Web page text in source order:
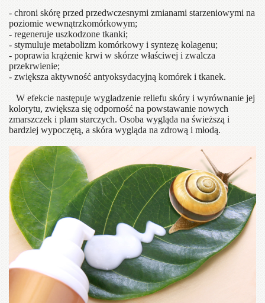
- chroni skórę przed przedwczesnymi zmianami starzeniowymi na
poziomie wewnątrzkomórkowym;
- regeneruje uszkodzone tkanki;
- stymuluje metabolizm komórkowy i syntezę kolagenu;
- poprawia krążenie krwi w skórze właściwej i zwalcza
przekrwienie;
- zwiększa aktywność antyoksydacyjną komórek i tkanek.
W efekcie następuje wygładzenie reliefu skóry i wyrównanie jej
kolorytu, zwiększa się odporność na powstawanie nowych
zmarszczek i plam starczych. Osoba wygląda na świeższą i
bardziej wypoczętą, a skóra wygląda na zdrową i młodą.